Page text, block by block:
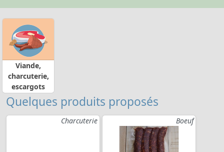
Viande,
charcuterie,
escargots
Quelques produits proposés
Charcuterie Boeuf